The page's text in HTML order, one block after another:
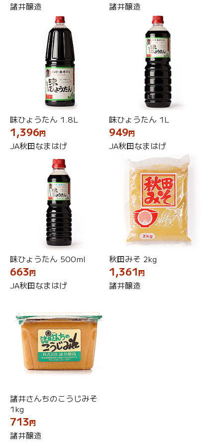
諸井醸造 諸井醸造
味ひょうたん 1.8L
1,396円
JA秋田なまはげ
味ひょうたん 1L
949円
JA秋田なまはげ
味ひょうたん 500ml
663円
JA秋田なまはげ
秋田みそ 2kg
1,361円
諸井醸造
諸井さんちのこうじみそ
1kg
713円
諸井醸造